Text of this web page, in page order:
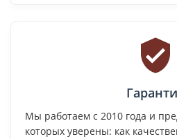
Мы работаем с 2010 года и
которых уверены: как